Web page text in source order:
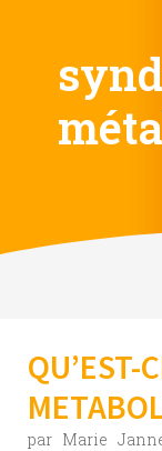
QU’EST-
par Marie